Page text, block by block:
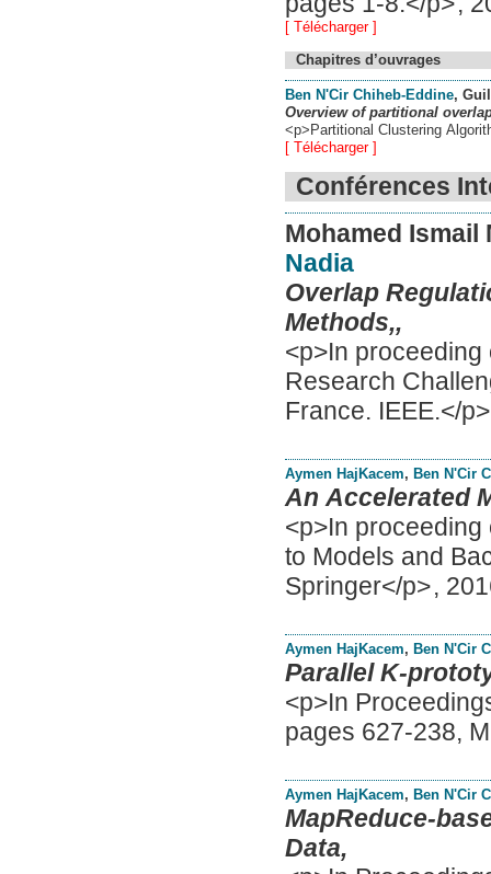
[ Télécharger ]
Chapitres d’ouvrages
Ben N'Cir Chiheb-Eddine,
Overview of partitional
<p>Partitional Clustering
[ Télécharger ]
Conférences
Mohamed Ismail
Nadia
Overlap
Methods,,
<p>In
Research
France. IEEE.</
Aymen HajKacem, Ben N'Cir
An Accelerated
<p>In
to Models and
Springer</p>,
Aymen HajKacem, Ben N'Cir
Parallel K-
<p>In
pages 627-238,
Aymen HajKacem, Ben N'Cir
MapReduce-
Data,